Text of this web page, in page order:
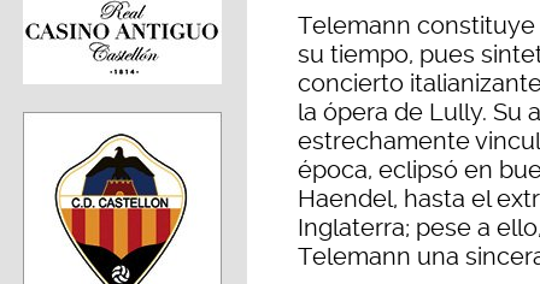
Telemann
su tiempo, pues
concierto
la ópera de Lully. Su
estrechamente
época, eclipsó en
Haendel, hasta el
Inglaterra; pese a
Telemann una